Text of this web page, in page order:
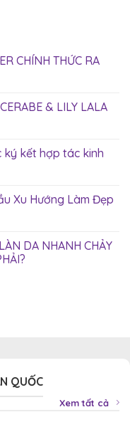
CHÍNH THỨC RA
& LILY LALA
ký kết hợp tác kinh
Xu Hướng Làm Đẹp
DA NHANH CHẢY
QUỐC
Xem tất cả